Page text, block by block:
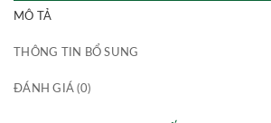
MÔ TẢ
THÔNG TIN BỔ SUNG
ĐÁNH GIÁ (0)